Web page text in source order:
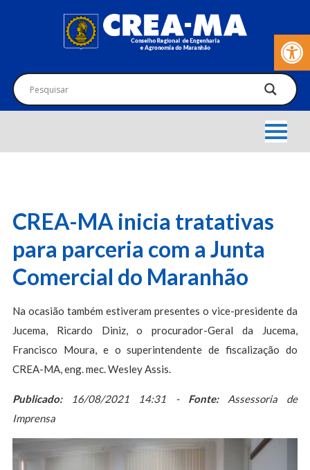
Barra de
CREA-MA inicia tratativas
para parceria com a Junta
Comercial do Maranhão
Na ocasião também estiveram presentes o vice-presidente da
Jucema, Ricardo Diniz, o procurador-Geral da Jucema,
Francisco Moura, e o superintendente de fiscalização do
CREA-MA, eng. mec. Wesley Assis.
Publicado:16/08/2021 14:31 - Fonte:Assessoria de
Imprensa